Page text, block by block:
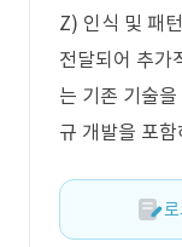
Z) 인식 및 패
전달되어 추가
는 기존 기술
규 개발을 포